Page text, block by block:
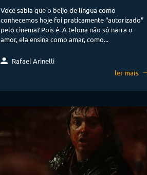
Você sabia que o beijo de língua como
conhecemos hoje foi praticamente “autorizado”
pelo cinema? Pois é. A telona não só narra o
amor, ela ensina como amar, como...
Rafael Arinelli
ler mais